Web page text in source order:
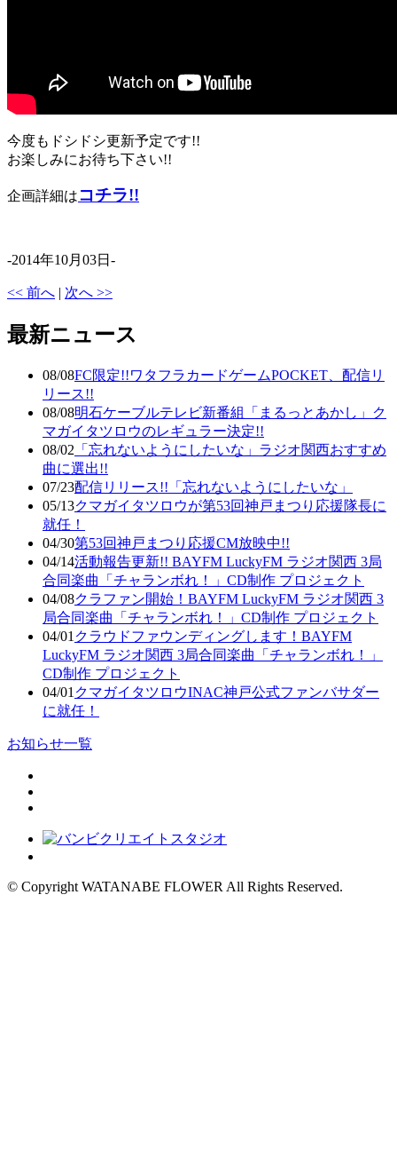
今度もドシドシ更新予定です!!
お楽しみにお待ち下さい!!
企画詳細はコチラ!!
-2014年10月03日-
<< 前へ | 次へ >>
最新ニュース
08/08FC限定!!ワタフラカードゲームPOCKET、配信リ
リース!!
08/08明石ケーブルテレビ新番組「まるっとあかし」ク
マガイタツロウのレギュラー決定!!
08/02 「忘れないようにしたいな」ラジオ関西おすすめ
曲に選出!!
07/23配信リリース!!「忘れないようにしたいな」
05/13クマガイタツロウが第53回神戸まつり応援隊長に
就任！
04/30第53回神戸まつり応援CM放映中!!
04/14活動報告更新!! BAYFM LuckyFM ラジオ関西 3局
合同楽曲「チャランボれ！」CD制作 プロジェクト
04/08クラファン開始！BAYFM LuckyFM ラジオ関西 3
局合同楽曲「チャランボれ！」CD制作 プロジェクト
04/01 クラウドファウンディングします！BAYFM
LuckyFM ラジオ関西 3局合同楽曲「チャランボれ！」
CD制作 プロジェクト
04/01 クマガイタツロウINAC神戸公式ファンバサダー
に就任！
お知らせ一覧
© Copyright WATANABE FLOWER All Rights Reserved.